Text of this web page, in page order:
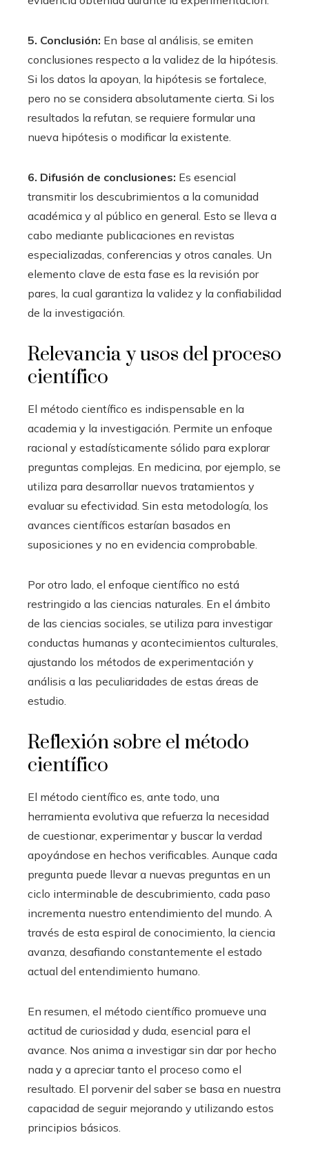
5. Conclusión: En base al análisis, se emiten
conclusiones respecto a la validez de la hipótesis.
Si los datos la apoyan, la hipótesis se fortalece,
pero no se considera absolutamente cierta. Si los
resultados la refutan, se requiere formular una
nueva hipótesis o modificar la existente.
6. Difusión de conclusiones: Es esencial
transmitir los descubrimientos a la comunidad
académica y al público en general. Esto se lleva a
cabo mediante publicaciones en revistas
especializadas, conferencias y otros canales. Un
elemento clave de esta fase es la revisión por
pares, la cual garantiza la validez y la confiabilidad
de la investigación.
Relevancia y usos del proceso
científico
El método científico es indispensable en la
academia y la investigación. Permite un enfoque
racional y estadísticamente sólido para explorar
preguntas complejas. En medicina, por ejemplo, se
utiliza para desarrollar nuevos tratamientos y
evaluar su efectividad. Sin esta metodología, los
avances científicos estarían basados en
suposiciones y no en evidencia comprobable.
Por otro lado, el enfoque científico no está
restringido a las ciencias naturales. En el ámbito
de las ciencias sociales, se utiliza para investigar
conductas humanas y acontecimientos culturales,
ajustando los métodos de experimentación y
análisis a las peculiaridades de estas áreas de
estudio.
Reflexión sobre el método
científico
El método científico es, ante todo, una
herramienta evolutiva que refuerza la necesidad
de cuestionar, experimentar y buscar la verdad
apoyándose en hechos verificables. Aunque cada
pregunta puede llevar a nuevas preguntas en un
ciclo interminable de descubrimiento, cada paso
incrementa nuestro entendimiento del mundo. A
través de esta espiral de conocimiento, la ciencia
avanza, desafiando constantemente el estado
actual del entendimiento humano.
En resumen, el método científico promueve una
actitud de curiosidad y duda, esencial para el
avance. Nos anima a investigar sin dar por hecho
nada y a apreciar tanto el proceso como el
resultado. El porvenir del saber se basa en nuestra
capacidad de seguir mejorando y utilizando estos
principios básicos.